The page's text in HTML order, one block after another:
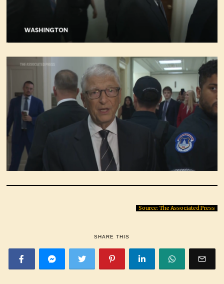
Source: The Associated Press
SHARE THIS